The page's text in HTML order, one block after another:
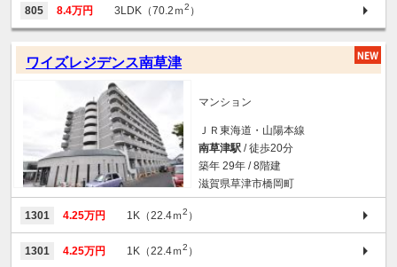
805 8.4万円 3LDK（70.2ｍ2 ）
ワイズレジデンス南草津
マンション
ＪＲ東海道・山陽本線
南草津駅 / 徒歩20分
築年 29年 / 8階建
滋賀県草津市橋岡町
1301 4.25万円 1K（22.4ｍ2 ）
1301 4.25万円 1K（22.4ｍ2 ）